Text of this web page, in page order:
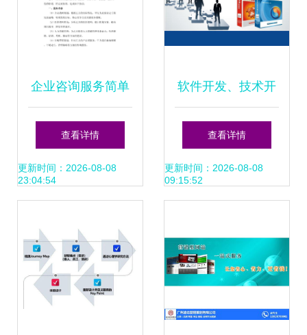
企业咨询服务简单
协议书
查看详情
更新时间：2026-08-08
23:04:54
软件开发、技术开
发与制度设计在企
业营销策划中的集
查看详情
更新时间：2026-08-08
09:15:52